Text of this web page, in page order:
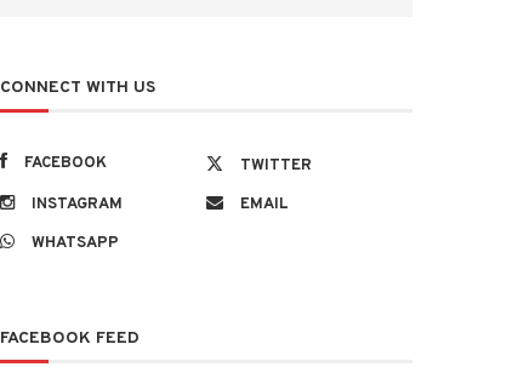
CONNECT WITH US
FACEBOOK
TWITTER
INSTAGRAM
EMAIL
WHATSAPP
FACEBOOK FEED